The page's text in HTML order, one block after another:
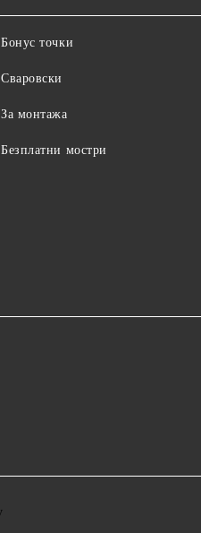
Бонус точки
Сваровски
За монтажа
Безплатни мостри